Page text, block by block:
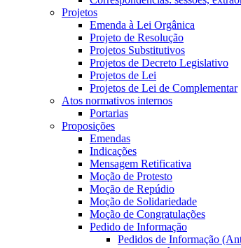
Projetos
Emenda à Lei Orgânica
Projeto de Resolução
Projetos Substitutivos
Projetos de Decreto Legislativo
Projetos de Lei
Projetos de Lei de Complementar
Atos normativos internos
Portarias
Proposições
Emendas
Indicações
Mensagem Retificativa
Moção de Protesto
Moção de Repúdio
Moção de Solidariedade
Moção de Congratulações
Pedido de Informação
Pedidos de Informação